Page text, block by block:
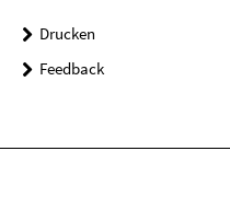
Drucken
Feedback